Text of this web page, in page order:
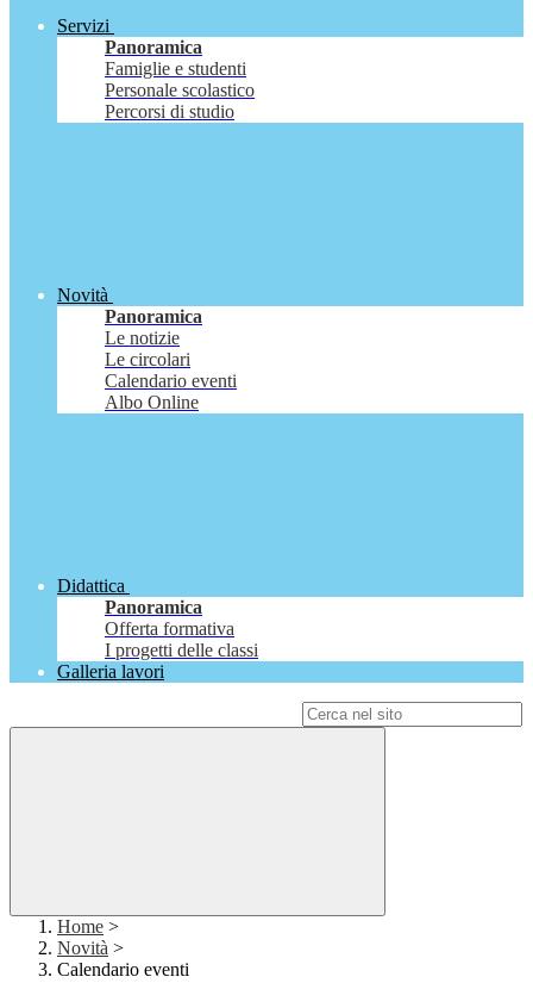
Servizi
Panoramica
Famiglie e studenti
Personale scolastico
Percorsi di studio
Novità
Panoramica
Le notizie
Le circolari
Calendario eventi
Albo Online
Didattica
Panoramica
Offerta formativa
I progetti delle classi
Galleria lavori
Home >
Novità >
Calendario eventi